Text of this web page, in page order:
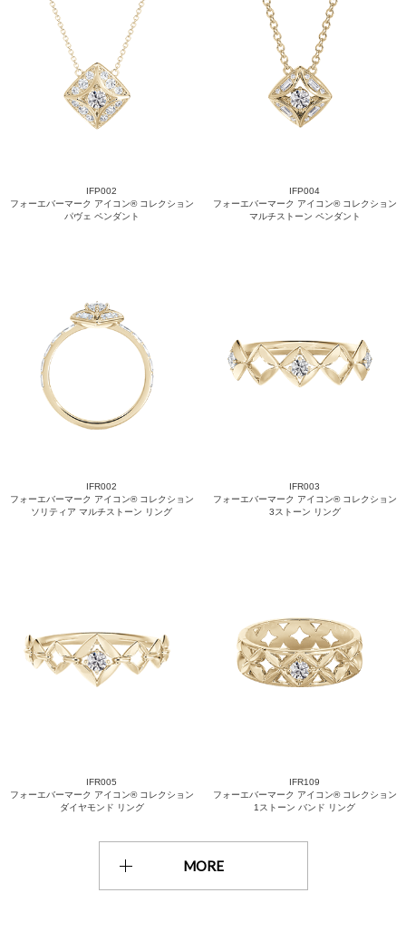
IFP002
フォーエバーマーク アイコン® コレクション
パヴェ ペンダント
IFP004
フォーエバーマーク アイコン® コレクション
マルチストーン ペンダント
IFR002
フォーエバーマーク アイコン® コレクション
ソリティア マルチストーン リング
IFR003
フォーエバーマーク アイコン® コレクション
3ストーン リング
IFR005
フォーエバーマーク アイコン® コレクション
ダイヤモンド リング
IFR109
フォーエバーマーク アイコン® コレクション
1ストーン バンド リング
MORE